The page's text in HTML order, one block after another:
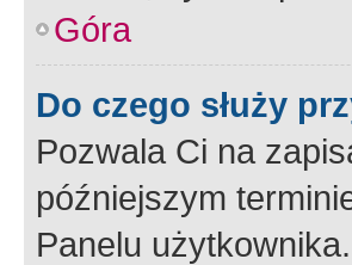
Góra
Do czego służy
Pozwala Ci na
późniejszym
Panelu użytkownika.